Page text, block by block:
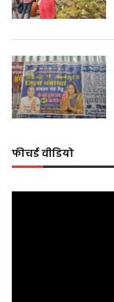
फीचर्ड वीडियो